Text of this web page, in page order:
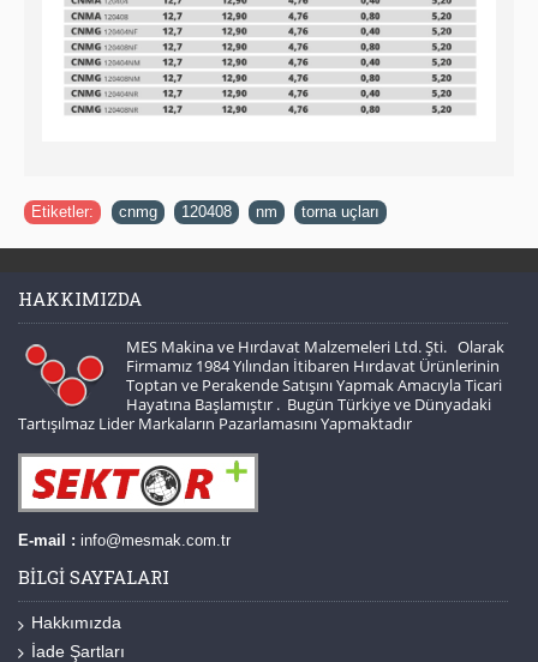
Etiketler: cnmg 120408 nm torna uçları
HAKKIMIZDA
MES Makina ve Hırdavat Malzemeleri Ltd. Şti. Olarak
Firmamız 1984 Yılından İtibaren Hırdavat Ürünlerinin
Toptan ve Perakende Satışını Yapmak Amacıyla Ticari
Hayatına Başlamıştır . Bugün Türkiye ve Dünyadaki
Tartışılmaz Lider Markaların Pazarlamasını Yapmaktadır
E-mail : info@mesmak.com.tr
BILGI SAYFALARI
Hakkımızda
İade Şartları